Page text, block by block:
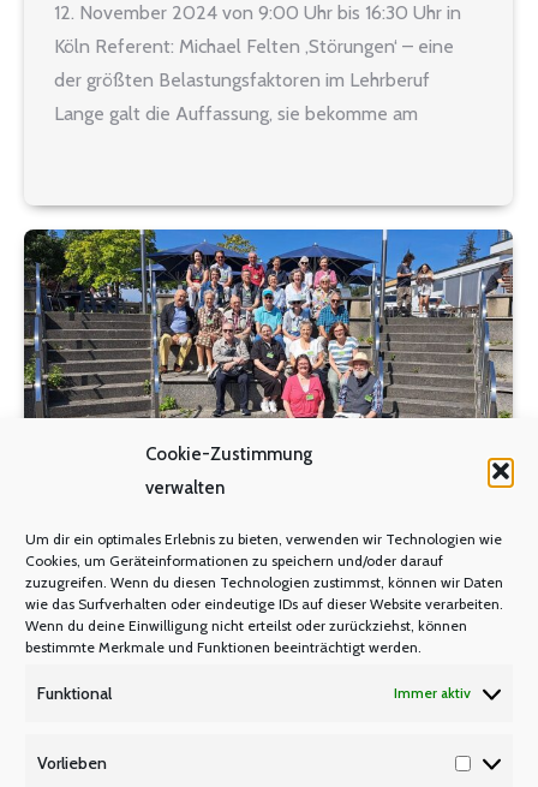
Cookie-Zustimmung
verwalten
Um dir ein optimales Erlebnis zu bieten, verwenden wir Technologien wie
Cookies, um Geräteinformationen zu speichern und/oder darauf
zuzugreifen. Wenn du diesen Technologien zustimmst, können wir Daten
wie das Surfverhalten oder eindeutige IDs auf dieser Website verarbeiten.
Wenn du deine Einwilligung nicht erteilst oder zurückziehst, können
bestimmte Merkmale und Funktionen beeinträchtigt werden.
Funktional Immer aktiv
Vorlieben
12. November 2024 von 9:00 Uhr bis 16:30 Uhr in
Köln Referent: Michael Felten ‚Störungen‘ – eine
der größten Belastungsfaktoren im Lehrberuf
Lange galt die Auffassung, sie bekomme am
Störungskompetenz hingegen zielt auf…
Exkursion ins Forschungszentrum
Jülich
SENIOREN ,SENIOREN-VERANSTALTUNGEN-
RÜCKBLICK
VonManfred Berretz
Forschungszentrum Jülich. Dort wird in den